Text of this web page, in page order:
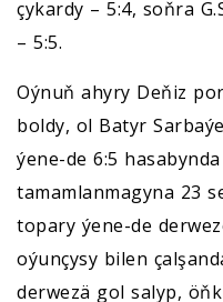
çykardy – 5:4, soňra
– 5:5.
Oýnuň ahyry Deňiz
boldy, ol Batyr
ýene-de 6:5
tamamlanmagyna 23
topary ýene-de
oýunçysy bilen
derwezä gol salyp,